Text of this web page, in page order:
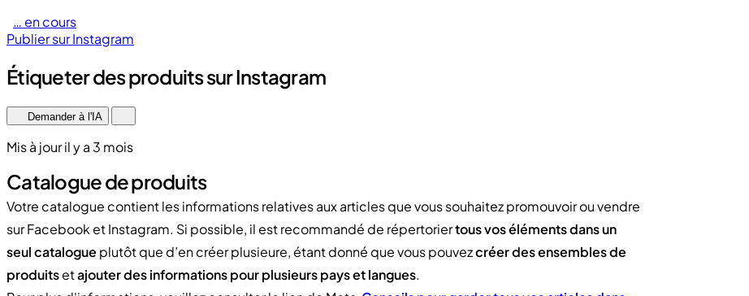
… en cours
Publier sur Instagram
Étiqueter des produits sur Instagram
Demander à l'IA
Mis à jour il y a 3 mois
Catalogue de produits
Votre catalogue contient les informations relatives aux articles que vous souhaitez promouvoir ou vendre
sur Facebook et Instagram. Si possible, il est recommandé de répertoriertous vos éléments dans un
seul catalogue plutôt que d’en créer plusieure, étant donné que vous pouvezcréer des ensembles de
produitsetajouter des informations pour plusieurs pays et langues.